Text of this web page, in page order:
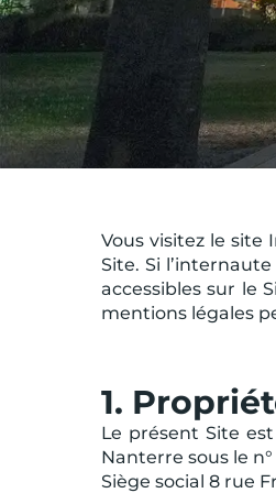
Vous visitez le
Site. Si
accessibles sur le
mentions légales
1.
Le présent Site
Nanterre sous le
Siège social 8 rue